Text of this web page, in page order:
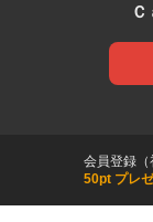
会員登録（
50pt プレ